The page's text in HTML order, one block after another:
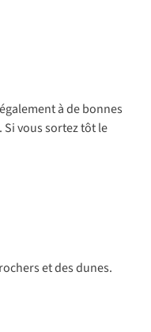
à de bonnes
vous sortez tôt le
et des dunes.